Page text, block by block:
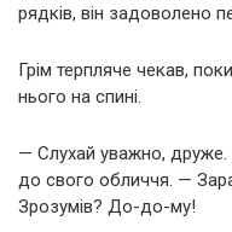
рядків, він задоволено
Грім терпляче чекав,
нього на спині.
— Слухай уважно,
до свого обличчя. —
Зрозумів? До-до-му!